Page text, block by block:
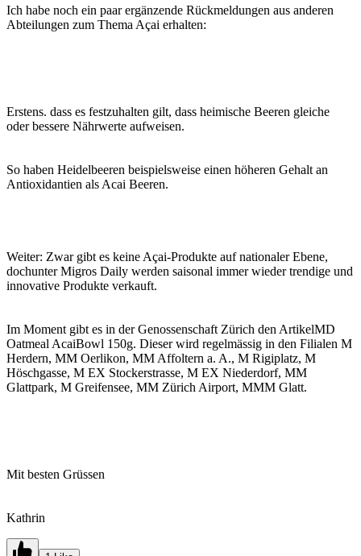
Ich habe noch ein paar ergänzende Rückmeldungen aus anderen
Abteilungen zum Thema Açai erhalten:
Erstens. dass es festzuhalten gilt, dass heimische Beeren gleiche
oder bessere Nährwerte aufweisen.
So haben Heidelbeeren beispielsweise einen höheren Gehalt an
Antioxidantien als Acai Beeren.
Weiter: Zwar gibt es keine Açai-Produkte auf nationaler Ebene,
dochunter Migros Daily werden saisonal immer wieder trendige und
innovative Produkte verkauft.
Im Moment gibt es in der Genossenschaft Zürich den ArtikelMD
Oatmeal AcaiBowl 150g. Dieser wird regelmässig in den Filialen M
Herdern, MM Oerlikon, MM Affoltern a. A., M Rigiplatz, M
Höschgasse, M EX Stockerstrasse, M EX Niederdorf, MM
Glattpark, M Greifensee, MM Zürich Airport, MMM Glatt.
Mit besten Grüssen
Kathrin